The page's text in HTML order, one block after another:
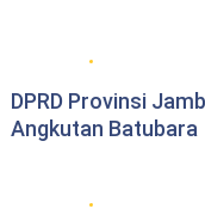
DPRD Provinsi
Angkutan Batubara